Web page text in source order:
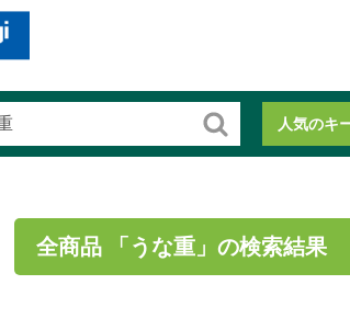
人気のキ
全商品 「うな重」の検索結果